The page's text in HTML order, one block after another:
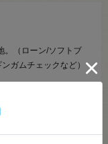
。（ローン/ソフトブ
ガムチェックなど）
いています。